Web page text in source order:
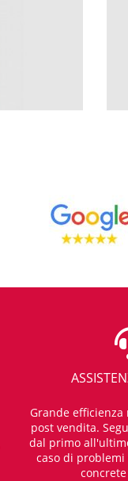
Grande
post vendita.
dal primo
caso di